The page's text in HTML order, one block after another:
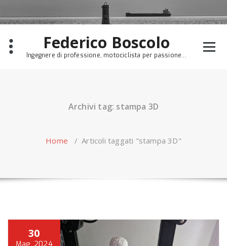
to
content
Federico Boscolo
Ingegnere di professione, motociclista per passione...
Archivi tag: stampa 3D
Home /Articoli taggati "stampa 3D"
30